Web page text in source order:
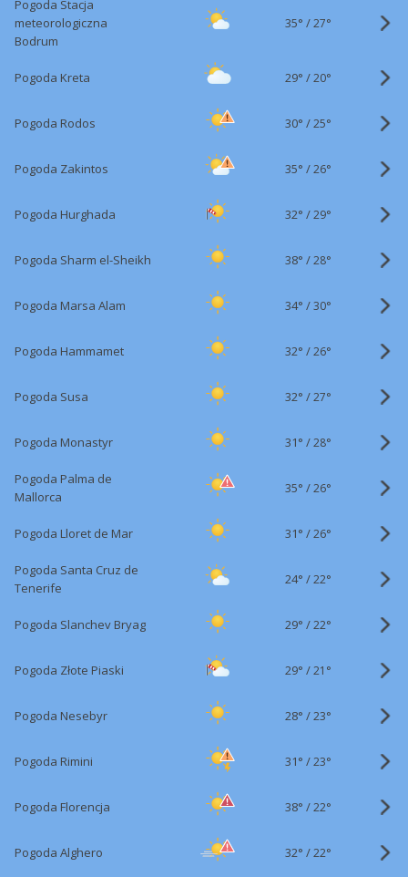
Pogoda Stacja
meteorologiczna
Bodrum
35° /27°
Pogoda Kreta 29° /20°
Pogoda Rodos 30° /25°
Pogoda Zakintos 35° /26°
Pogoda Hurghada 32° /29°
Pogoda Sharm el-Sheikh 38° /28°
Pogoda Marsa Alam 34° /30°
Pogoda Hammamet 32° /26°
Pogoda Susa 32° /27°
Pogoda Monastyr 31° /28°
Pogoda Palma de
Mallorca
35° /26°
Pogoda Lloret de Mar 31° /26°
Pogoda Santa Cruz de
Tenerife
24° /22°
Pogoda Slanchev Bryag 29° /22°
Pogoda Złote Piaski 29° /21°
Pogoda Nesebyr 28° /23°
Pogoda Rimini 31° /23°
Pogoda Florencja 38° /22°
Pogoda Alghero 32° /22°